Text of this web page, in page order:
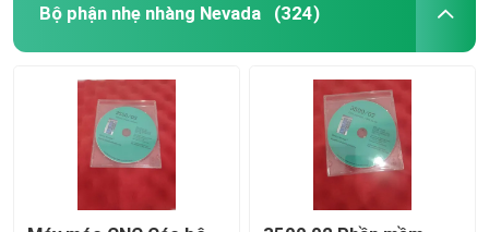
Các công cụ có thể sử dụng
Bộ phận nhẹ nhàng Nevada (324)